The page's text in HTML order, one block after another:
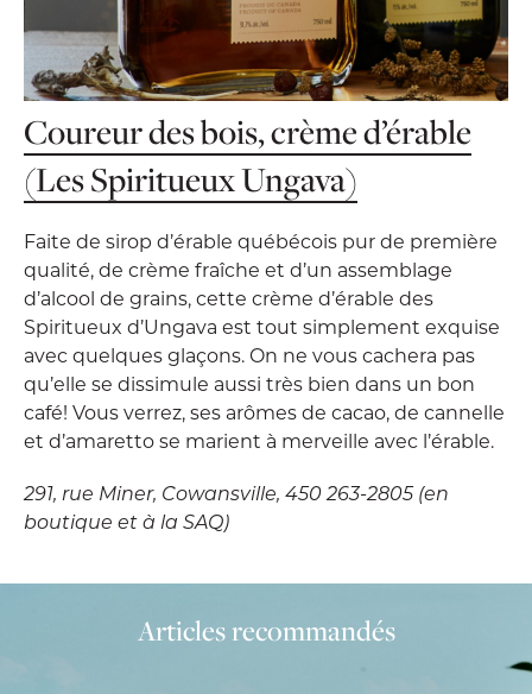
Coureur des bois, crème d’érable
(Les Spiritueux Ungava)
Faite de sirop d’érable québécois pur de première
qualité, de crème fraîche et d’un assemblage
d’alcool de grains, cette crème d’érable des
Spiritueux d’Ungava est tout simplement exquise
avec quelques glaçons. On ne vous cachera pas
qu’elle se dissimule aussi très bien dans un bon
café! Vous verrez, ses arômes de cacao, de cannelle
et d’amaretto se marient à merveille avec l’érable.
291, rue Miner, Cowansville, 450 263-2805 (en
boutique et à la SAQ)
Articles recommandés